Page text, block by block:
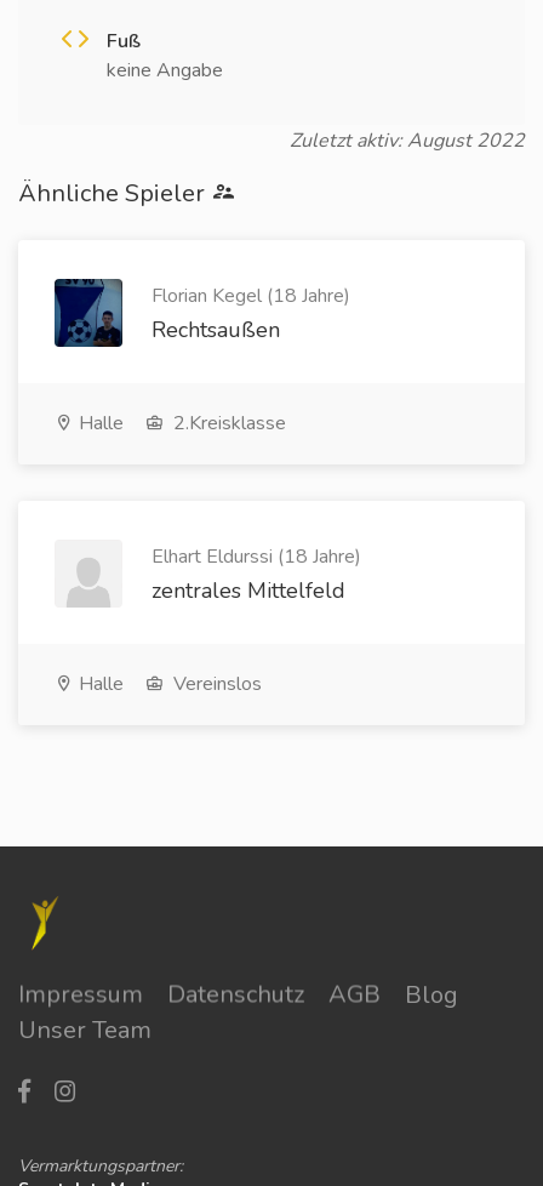
Fuß
keine Angabe
Zuletzt aktiv: August 2022
Ähnliche Spieler
Florian Kegel (18 Jahre)
Rechtsaußen
Halle 2.Kreisklasse
Elhart Eldurssi (18 Jahre)
zentrales Mittelfeld
Halle Vereinslos
Impressum Datenschutz AGB
Blog
Unser Team
Vermarktungspartner: